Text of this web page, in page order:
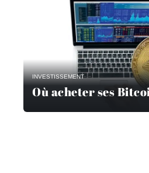
INVESTISSEMENT
Où acheter ses